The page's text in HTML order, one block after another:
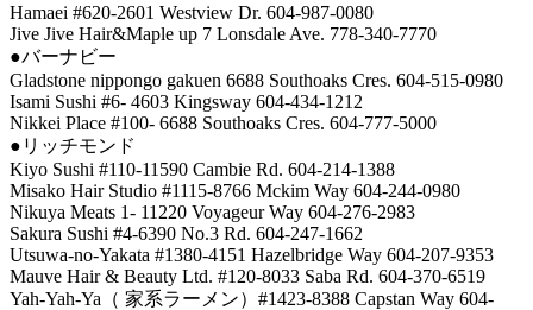
Hamaei #620-2601 Westview Dr. 604-987-0080
Jive Jive Hair&Maple up 7 Lonsdale Ave. 778-340-7770
●バーナビー
Gladstone nippongo gakuen 6688 Southoaks Cres. 604-515-0980
Isami Sushi #6- 4603 Kingsway 604-434-1212
Nikkei Place #100- 6688 Southoaks Cres. 604-777-5000
●リッチモンド
Kiyo Sushi #110-11590 Cambie Rd. 604-214-1388
Misako Hair Studio #1115-8766 Mckim Way 604-244-0980
Nikuya Meats 1- 11220 Voyageur Way 604-276-2983
Sakura Sushi #4-6390 No.3 Rd. 604-247-1662
Utsuwa-no-Yakata #1380-4151 Hazelbridge Way 604-207-9353
Mauve Hair & Beauty Ltd. #120-8033 Saba Rd. 604-370-6519
Yah-Yah-Ya（ 家系ラーメン）#1423-8388 Capstan Way 604-